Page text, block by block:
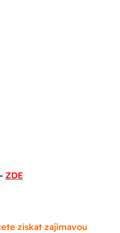
ZDE
získat zajímavou